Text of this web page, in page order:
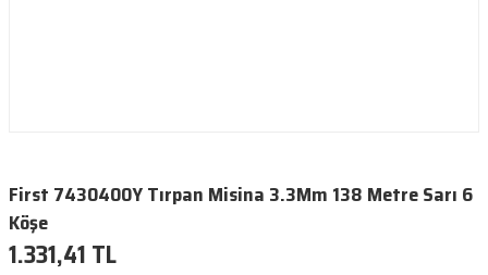
First 7430400Y Tırpan Misina 3.3Mm 138 Metre Sarı 6
Köşe
1.331,41 TL